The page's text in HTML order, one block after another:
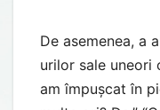
De asemenea, a
urilor sale uneori
am împușcat în